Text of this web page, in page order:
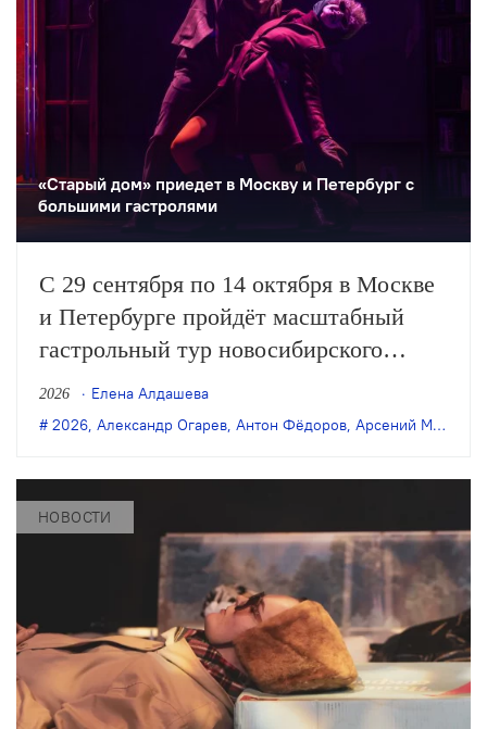
«Старый дом» приедет в Москву и Петербург с
большими гастролями
С 29 сентября по 14 октября в Москве
и Петербурге пройдёт масштабный
гастрольный тур новосибирского
«Старого дома». Театр представит пять
спектаклей последних лет: в обеих
Золотовицкого и Арсения Мещерякова,
а в Москве также можно будет
2026
Елена Алдашева
2026, Александр Огарев, Антон Фёдоров, Арсений Мещеряков
НОВОСТИ